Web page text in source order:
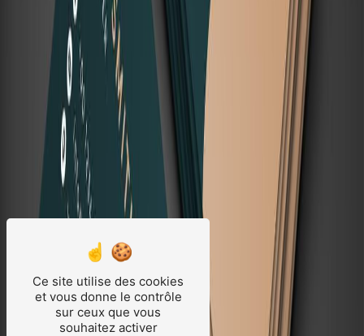
Ce site utilise des cookies
et vous donne le contrôle
sur ceux que vous
souhaitez activer